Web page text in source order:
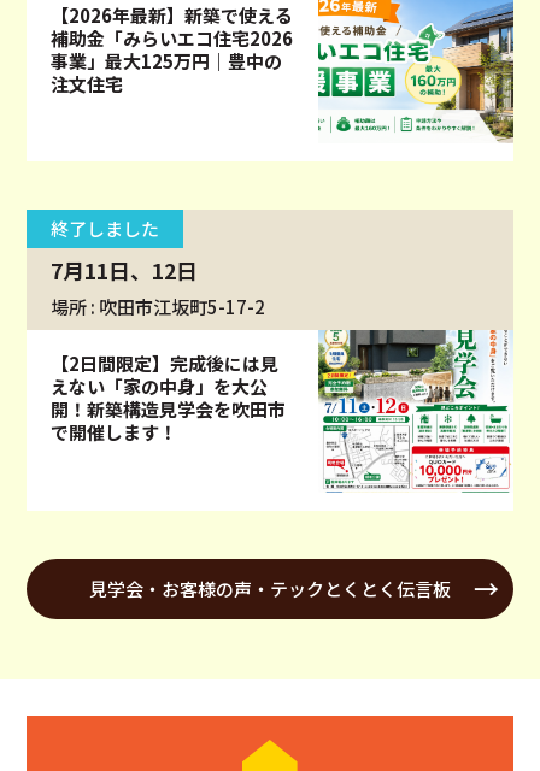
【2026年最新】新築で使える
補助金「みらいエコ住宅2026
事業」最大125万円｜豊中の
注文住宅
終了しました
7月11日、12日
場所 : 吹田市江坂町5-17-2
【2日間限定】完成後には見
えない「家の中身」を大公
開！新築構造見学会を吹田市
で開催します！
見学会・お客様の声・テックとくとく伝言板